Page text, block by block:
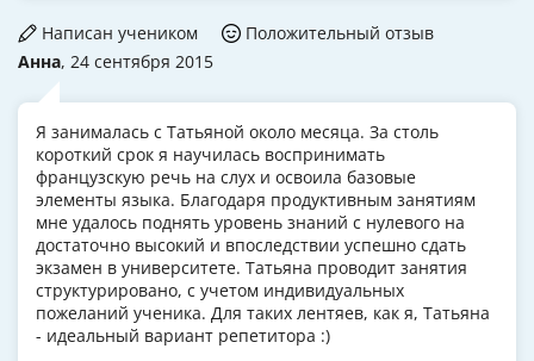
Анна, 24 сентября 2015
Написан учеником Положительный отзыв
Я занималась с Татьяной около месяца. За столь
короткий срок я научилась воспринимать
французскую речь на слух и освоила базовые
элементы языка. Благодаря продуктивным занятиям
мне удалось поднять уровень знаний с нулевого на
достаточно высокий и впоследствии успешно сдать
экзамен в университете. Татьяна проводит занятия
структурировано, с учетом индивидуальных
пожеланий ученика. Для таких лентяев, как я, Татьяна
- идеальный вариант репетитора :)